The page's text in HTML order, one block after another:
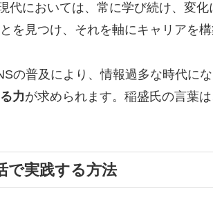
代においては、常に学び続け、変
を見つけ、それを軸にキャリアを
の普及により、情報過多な時代に
力が求められます。稲盛氏の言葉
で実践する方法